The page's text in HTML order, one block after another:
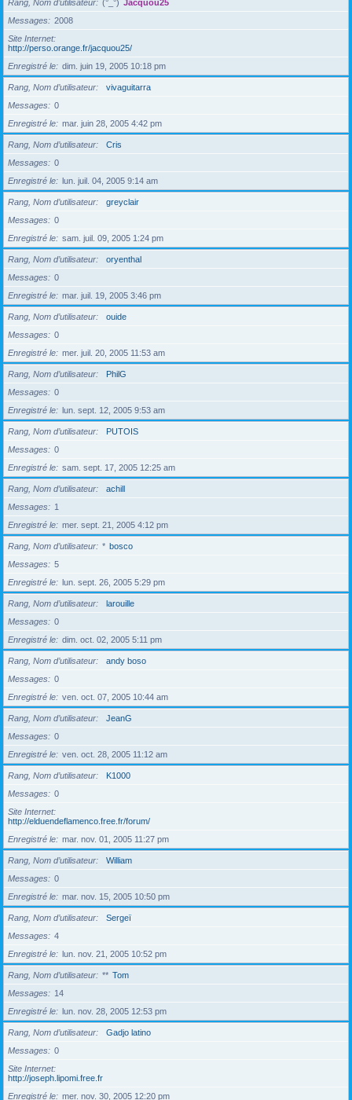
Rang, Nom d’utilisateur (°_°) Jacquou25
Messages
2008
Site Internet
http://perso.orange.fr/jacquou25/
Enregistré le
dim. juin 19, 2005 10:18 pm
Rang, Nom d’utilisateur
vivaguitarra
Messages
0
Enregistré le
mar. juin 28, 2005 4:42 pm
Rang, Nom d’utilisateur
Cris
Messages
0
Enregistré le
lun. juil. 04, 2005 9:14 am
Rang, Nom d’utilisateur
greyclair
Messages
0
Enregistré le
sam. juil. 09, 2005 1:24 pm
Rang, Nom d’utilisateur
oryenthal
Messages
0
Enregistré le
mar. juil. 19, 2005 3:46 pm
Rang, Nom d’utilisateur
ouide
Messages
0
Enregistré le
mer. juil. 20, 2005 11:53 am
Rang, Nom d’utilisateur
PhilG
Messages
0
Enregistré le
lun. sept. 12, 2005 9:53 am
Rang, Nom d’utilisateur
PUTOIS
Messages
0
Enregistré le
sam. sept. 17, 2005 12:25 am
Rang, Nom d’utilisateur
achill
Messages
1
Enregistré le
mer. sept. 21, 2005 4:12 pm
Rang, Nom d’utilisateur * bosco
Messages
5
Enregistré le
lun. sept. 26, 2005 5:29 pm
Rang, Nom d’utilisateur
larouille
Messages
0
Enregistré le
dim. oct. 02, 2005 5:11 pm
Rang, Nom d’utilisateur
andy boso
Messages
0
Enregistré le
ven. oct. 07, 2005 10:44 am
Rang, Nom d’utilisateur
JeanG
Messages
0
Enregistré le
ven. oct. 28, 2005 11:12 am
Rang, Nom d’utilisateur
K1000
Messages
0
Site Internet
http://elduendeflamenco.free.fr/forum/
Enregistré le
mar. nov. 01, 2005 11:27 pm
Rang, Nom d’utilisateur
William
Messages
0
Enregistré le
mar. nov. 15, 2005 10:50 pm
Rang, Nom d’utilisateur
Sergeï
Messages
4
Enregistré le
lun. nov. 21, 2005 10:52 pm
Rang, Nom d’utilisateur ** Tom
Messages
14
Enregistré le
lun. nov. 28, 2005 12:53 pm
Rang, Nom d’utilisateur
Gadjo latino
Messages
0
Site Internet
http://joseph.lipomi.free.fr
Enregistré le
mer. nov. 30, 2005 12:20 pm